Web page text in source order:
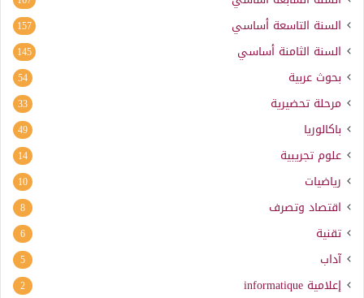
السنة التاسعة أساسي 157
السنة الثامنة أساسي 145
بحوث عربية 54
مرحلة تحضيرية 33
باكالوريا 49
علوم تجريبية 14
رياضيات 10
اقتصاد وتصرف 8
تقنية 6
آداب 5
إعلامية informatique
2